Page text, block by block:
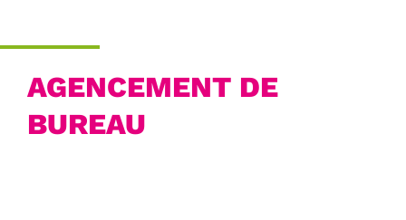
AGENCEMENT DE
BUREAU